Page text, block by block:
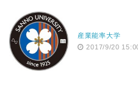
産業能率大学
2017/9/20